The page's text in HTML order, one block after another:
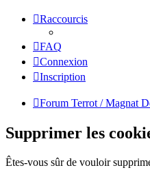
Raccourcis
FAQ
Connexion
Inscription
Forum Terrot / Magnat
Supprimer les
Êtes-vous sûr de vouloir